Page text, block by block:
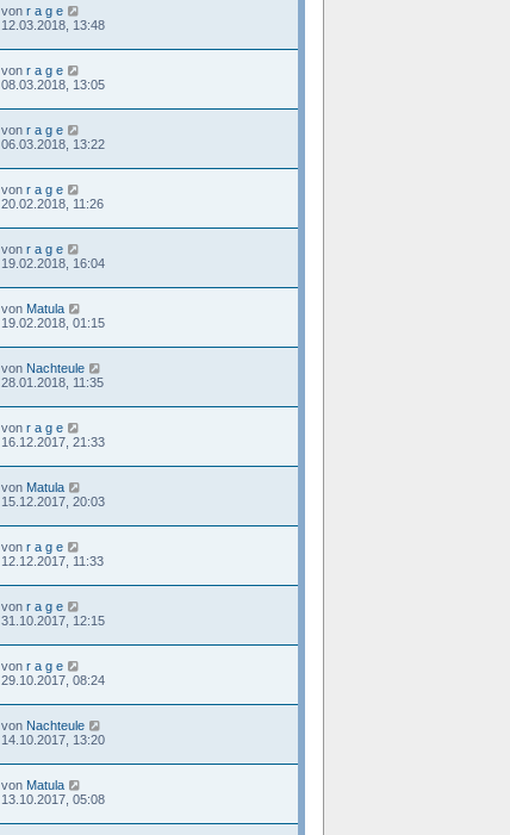
von r a g e
12.03.2018, 13:48
von r a g e
08.03.2018, 13:05
von r a g e
06.03.2018, 13:22
von r a g e
20.02.2018, 11:26
von r a g e
19.02.2018, 16:04
von Matula
19.02.2018, 01:15
von Nachteule
28.01.2018, 11:35
von r a g e
16.12.2017, 21:33
von Matula
15.12.2017, 20:03
von r a g e
12.12.2017, 11:33
von r a g e
31.10.2017, 12:15
von r a g e
29.10.2017, 08:24
von Nachteule
14.10.2017, 13:20
von Matula
13.10.2017, 05:08